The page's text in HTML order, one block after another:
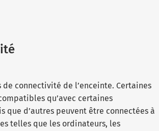
connectivité de l’enceinte. Certaines
qu’avec certaines
que d’autres peuvent être connectées à
telles que les ordinateurs, les